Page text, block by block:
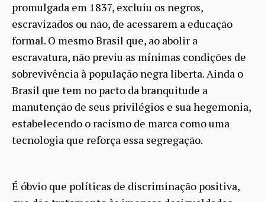
promulgada em 1837, excluiu os negros,
escravizados ou não, de acessarem a educação
formal. O mesmo Brasil que, ao abolir a
escravatura, não previu as mínimas condições de
sobrevivência à população negra liberta. Ainda o
Brasil que tem no pacto da branquitude a
manutenção de seus privilégios e sua hegemonia,
estabelecendo o racismo de marca como uma
tecnologia que reforça essa segregação.
É óbvio que políticas de discriminação positiva,